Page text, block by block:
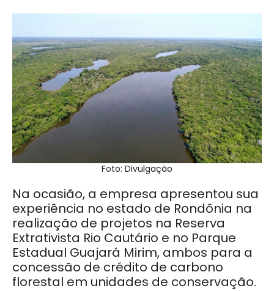
Foto: Divulgação
Na ocasião, a empresa apresentou sua
experiência no estado de Rondônia na
realização de projetos na Reserva
Extrativista Rio Cautário e no Parque
Estadual Guajará Mirim, ambos para a
concessão de crédito de carbono
florestal em unidades de conservação.